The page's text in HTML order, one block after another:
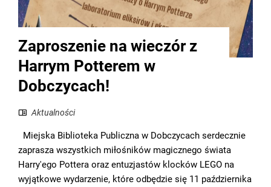
Zaproszenie na wieczór z
Harrym Potterem w
Dobczycach!
Aktualności
Miejska Biblioteka Publiczna w Dobczycach serdecznie
zaprasza wszystkich miłośników magicznego świata
Harry'ego Pottera oraz entuzjastów klocków LEGO na
wyjątkowe wydarzenie, które odbędzie się 11 października